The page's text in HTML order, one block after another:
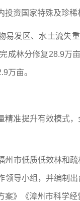
投资国家特殊及珍
易发区、水土流失
成林分修复28.9万
万亩。
精准提升有效模式
州市低质低效林和
领导小组，并编制
案》《漳州市科学经